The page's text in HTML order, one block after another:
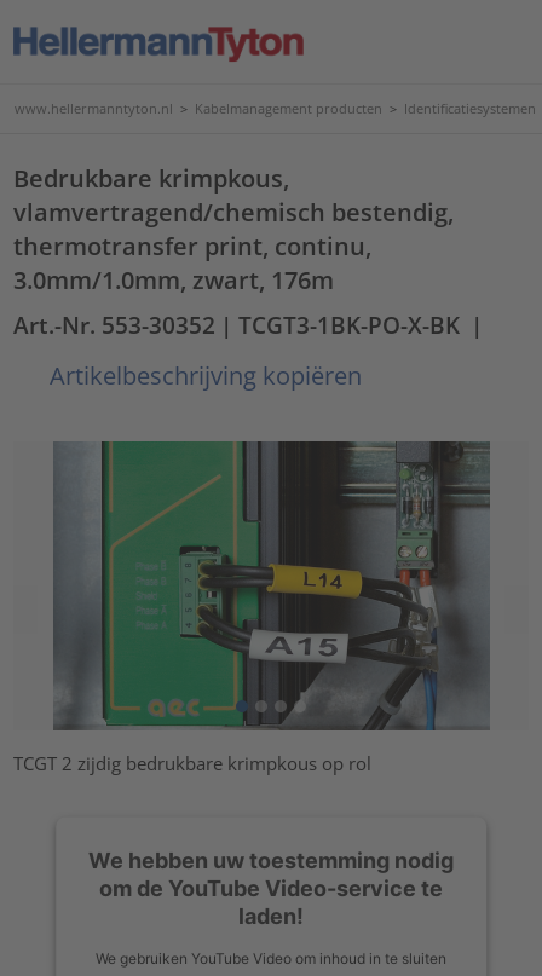
www.hellermanntyton.nl > Kabelmanagement producten > Identificatiesystemen
Bedrukbare krimpkous,
vlamvertragend/chemisch bestendig,
thermotransfer print, continu,
3.0mm/1.0mm, zwart, 176m
Art.-Nr. 553-30352 | TCGT3-1BK-PO-X-BK |
Artikelbeschrijving kopiëren
TCGT 2 zijdig bedrukbare krimpkous op rol
We hebben uw toestemming nodig
om de YouTube Video-service te
laden!
We gebruiken YouTube Video om inhoud in te sluiten